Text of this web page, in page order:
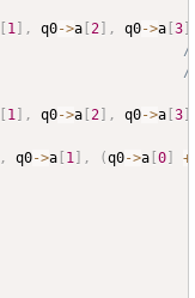
1 , q0->a 2 , q0->a 3
1 , q0->a 2 , q0->a 3
, q0->a 1 , (q0->a 0 +